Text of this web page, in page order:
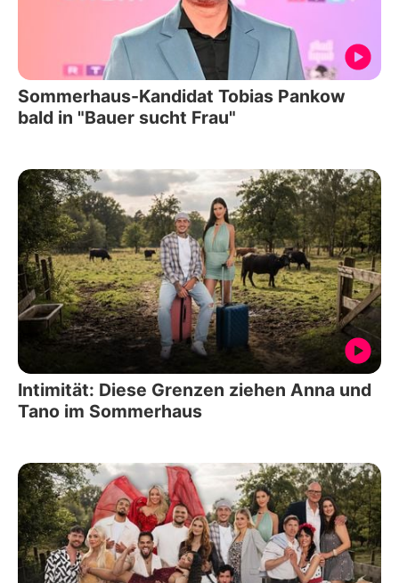
Sommerhaus-Kandidat Tobias Pankow
bald in "Bauer sucht Frau"
Intimität: Diese Grenzen ziehen Anna und
Tano im Sommerhaus